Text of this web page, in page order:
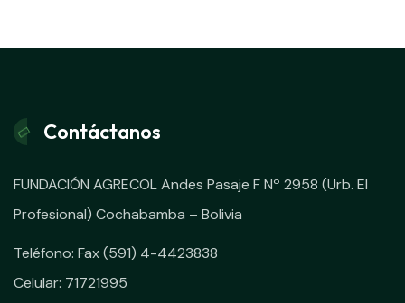
Contáctanos
FUNDACIÓN AGRECOL Andes Pasaje F Nº 2958 (Urb. El
Profesional) Cochabamba – Bolivia
Teléfono: Fax (591) 4-4423838
Celular: 71721995